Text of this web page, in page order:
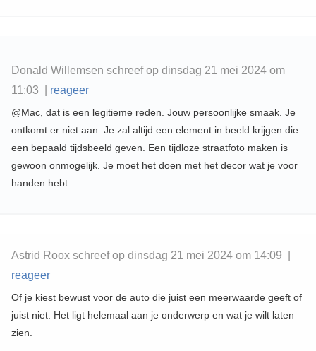
Donald Willemsen schreef op dinsdag 21 mei 2024 om
11:03 | reageer
@Mac, dat is een legitieme reden. Jouw persoonlijke smaak. Je
ontkomt er niet aan. Je zal altijd een element in beeld krijgen die
een bepaald tijdsbeeld geven. Een tijdloze straatfoto maken is
gewoon onmogelijk. Je moet het doen met het decor wat je voor
handen hebt.
Astrid Roox schreef op dinsdag 21 mei 2024 om 14:09 |
reageer
Of je kiest bewust voor de auto die juist een meerwaarde geeft of
juist niet. Het ligt helemaal aan je onderwerp en wat je wilt laten
zien.